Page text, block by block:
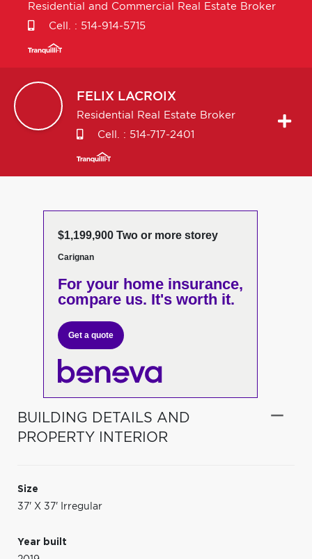
Residential and Commercial Real Estate Broker
Cell. : 514-914-5715
FELIX LACROIX
Residential Real Estate Broker
Cell. : 514-717-2401
$1,199,900 Two or more storey
Carignan
For your home insurance,
compare us. It's worth it.
Get a quote
BUILDING DETAILS AND
PROPERTY INTERIOR
Size
37' X 37' Irregular
Year built